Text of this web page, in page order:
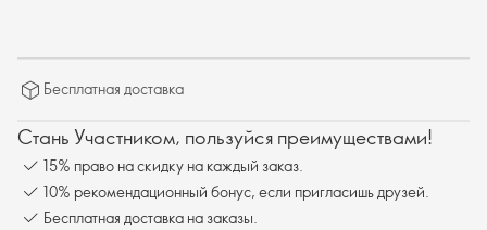
Бесплатная доставка
Стань Участником, пользуйся преимуществами!
15% право на скидку на каждый заказ.
10% рекомендационный бонус, если пригласишь друзей.
Бесплатная доставка на заказы.